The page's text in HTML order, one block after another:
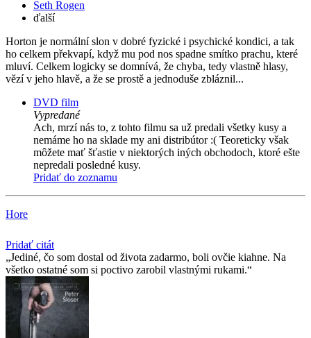
Seth Rogen
ďalší
Horton je normální slon v dobré fyzické i psychické kondici, a tak
ho celkem překvapí, když mu pod nos spadne smítko prachu, které
mluví. Celkem logicky se domnívá, že chyba, tedy vlastně hlasy,
vězí v jeho hlavě, a že se prostě a jednoduše zbláznil...
DVD film
Vypredané
Ach, mrzí nás to, z tohto filmu sa už predali všetky kusy a
nemáme ho na sklade my ani distribútor :( Teoreticky však
môžete mať šťastie v niektorých iných obchodoch, ktoré ešte
nepredali posledné kusy.
Pridať do zoznamu
Hore
Pridať citát
Jediné, čo som dostal od života zadarmo, boli ovčie kiahne. Na
všetko ostatné som si poctivo zarobil vlastnými rukami.